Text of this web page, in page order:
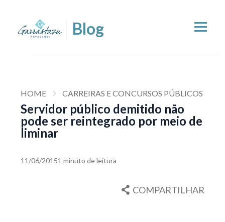
HOME CARREIRAS E CONCURSOS PÚBLICOS
Servidor público demitido não
pode ser reintegrado por meio de
liminar
11/06/20151 minuto de leitura
COMPARTILHAR